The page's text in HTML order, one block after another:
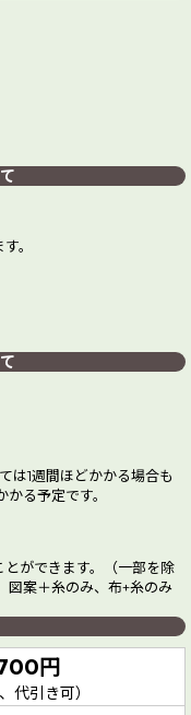
。
は1週間ほどかかる場合も
る予定です。
ができます。（一部を除
図案＋糸のみ、布+糸のみ
円
代引き可）